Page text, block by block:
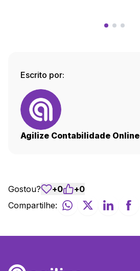
Escrito por:
Agilize Contabilidade Online
Gostou? +0 +0
Compartilhe: